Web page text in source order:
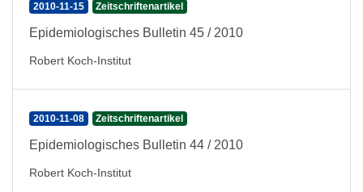
2010-11-15 Zeitschriftenartikel
Epidemiologisches Bulletin 45 / 2010
Robert Koch-Institut
2010-11-08 Zeitschriftenartikel
Epidemiologisches Bulletin 44 / 2010
Robert Koch-Institut